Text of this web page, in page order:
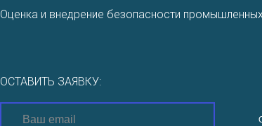
Оценка и внедрение безопасности
ОСТАВИТЬ ЗАЯВКУ: